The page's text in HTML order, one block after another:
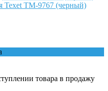
Texet TM-9767 (черный)
товара в продажу